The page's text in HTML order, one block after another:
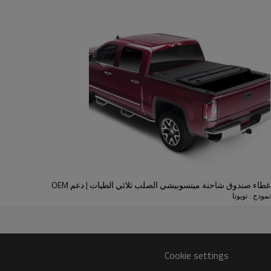
لتركيب آمن وسهل، وقفل للباب الخلفي لمزيد من
غطاء صندوق شاحنة ميتسوبيشي الصلب ثلاثي الطيات | دعم OEM
نموذج : تويوتا
Cookie settings